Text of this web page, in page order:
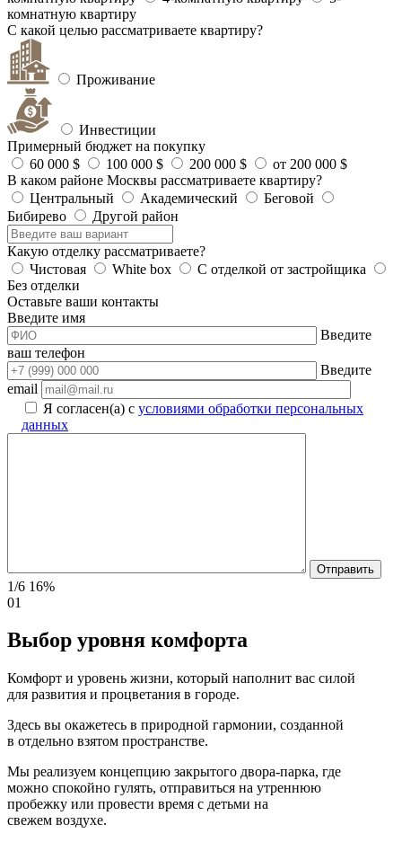
комнатную квартиру
С какой целью рассматриваете квартиру?
Проживание
Инвестиции
Примерный бюджет на покупку
60 000 $
100 000 $ 200 000 $
от 200 000 $
В каком районе Москвы рассматриваете квартиру?
Центральный
Академический
Беговой
Бибирево
Другой район
Какую отделку рассматриваете?
Чистовая
White box
С отделкой от застройщика
Без отделки
Оставьте ваши контакты
Введите имя
Введите
ваш телефон
Введите
email
Я согласен(а) с условиями обработки персональных
данных
1/6 16%
01
Выбор уровня комфорта
Комфорт и уровень жизни, который наполнит вас силой
для развития и процветания в городе.
Здесь вы окажетесь в природной гармонии, созданной
в отдельно взятом пространстве.
Мы реализуем концепцию закрытого двора-парка, где
можно спокойно гулять, отправиться на утреннюю
пробежку или провести время с детьми на
свежем воздухе.